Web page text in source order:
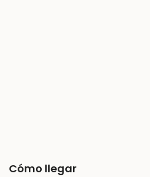
Cómo llegar